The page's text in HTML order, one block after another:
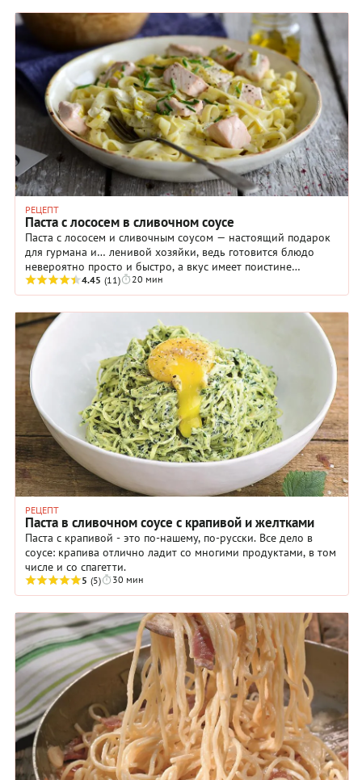
РЕЦЕПТ
Паста с лососем в сливочном соусе
Паста с лососем и сливочным соусом — настоящий подарок
для гурмана и… ленивой хозяйки, ведь готовится блюдо
невероятно просто и быстро, а вкус имеет поистине
потрясающий! Главное — найти хорошую рыбу, ...
4.45 (11) 20 мин
РЕЦЕПТ
Паста в сливочном соусе с крапивой и желтками
Паста с крапивой - это по-нашему, по-русски. Все дело в
соусе: крапива отлично ладит со многими продуктами, в том
числе и со спагетти.
5 (5) 30 мин